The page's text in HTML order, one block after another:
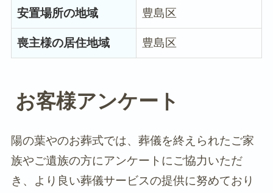
安置場所の地域 豊島区
喪主様の居住地域 豊島区
お客様アンケート
陽の葉やのお葬式では、葬儀を終えられたご家
族やご遺族の方にアンケートにご協力いただ
き、より良い葬儀サービスの提供に努めており